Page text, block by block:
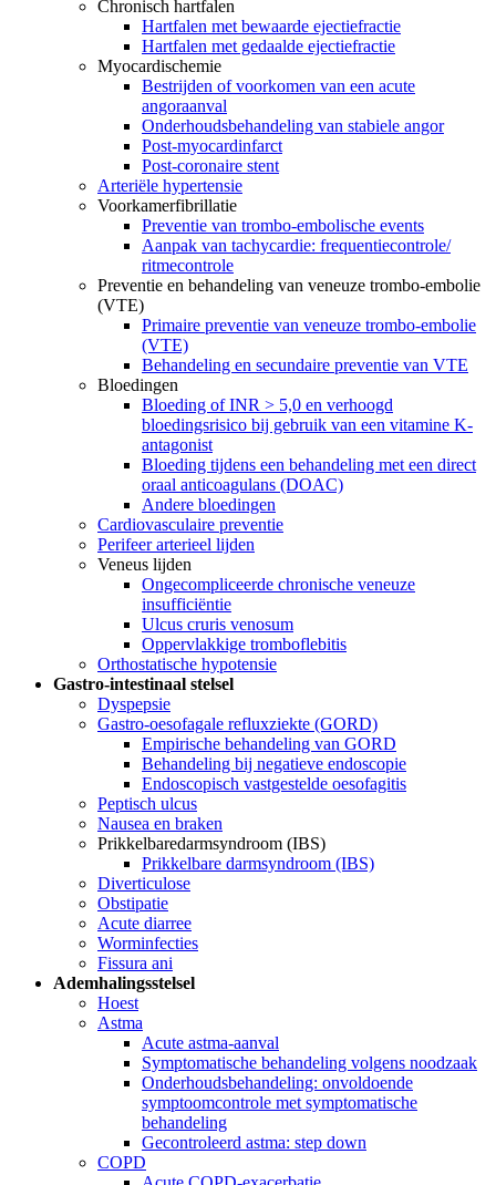
Chronisch hartfalen
Hartfalen met bewaarde ejectiefractie
Hartfalen met gedaalde ejectiefractie
Myocardischemie
Bestrijden of voorkomen van een acute
angoraanval
Onderhoudsbehandeling van stabiele angor
Post-myocardinfarct
Post-coronaire stent
Arteriële hypertensie
Voorkamerfibrillatie
Preventie van trombo-embolische events
Aanpak van tachycardie: frequentiecontrole/
ritmecontrole
Preventie en behandeling van veneuze trombo-embolie
(VTE)
Primaire preventie van veneuze trombo-embolie
(VTE)
Behandeling en secundaire preventie van VTE
Bloedingen
Bloeding of INR > 5,0 en verhoogd
bloedingsrisico bij gebruik van een vitamine K-
antagonist
Bloeding tijdens een behandeling met een direct
oraal anticoagulans (DOAC)
Andere bloedingen
Cardiovasculaire preventie
Perifeer arterieel lijden
Veneus lijden
Ongecompliceerde chronische veneuze
insufficiëntie
Ulcus cruris venosum
Oppervlakkige tromboflebitis
Orthostatische hypotensie
Gastro-intestinaal stelsel
Dyspepsie
Gastro-oesofagale refluxziekte (GORD)
Empirische behandeling van GORD
Behandeling bij negatieve endoscopie
Endoscopisch vastgestelde oesofagitis
Peptisch ulcus
Nausea en braken
Prikkelbaredarmsyndroom (IBS)
Prikkelbare darmsyndroom (IBS)
Diverticulose
Obstipatie
Acute diarree
Worminfecties
Fissura ani
Ademhalingsstelsel
Hoest
Astma
Acute astma-aanval
Symptomatische behandeling volgens noodzaak
Onderhoudsbehandeling: onvoldoende
symptoomcontrole met symptomatische
behandeling
Gecontroleerd astma: step down
COPD